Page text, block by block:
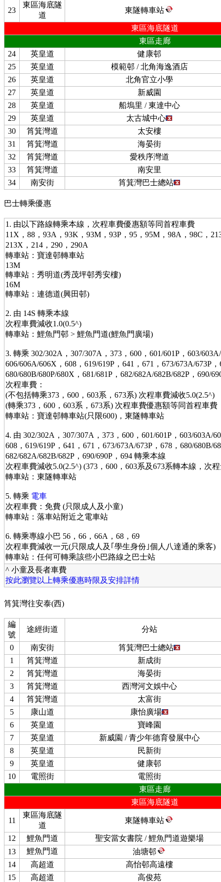
23
東區海底隧
道
東隧轉車站
東區海底隧道
東區走廊
24
英皇道
健康邨
25
英皇道
模範邨 / 北角海逸酒店
26
英皇道
北角官立小學
27
英皇道
新威園
28
英皇道
船塢里 / 東達中心
29
英皇道
太古城中心
30
筲箕灣道
太安樓
31
筲箕灣道
海晏街
32
筲箕灣道
愛秩序灣道
33
筲箕灣道
南安里
34
南安街 筲箕灣巴士總站
巴士轉乘優惠
1. 由以下路線轉乘本線，次程車費優惠額等同首程車費
11X，88，93A，93K，93M，93P，95，95M，98A，98C，
213X，214，290，290A
轉車站：寶達邨轉車站
13M
轉車站：秀明道(秀茂坪邨秀安樓)
16M
轉車站：連德道(興田邨)
2. 由 14S 轉乘本線
次程車費減收1.0(0.5^)
轉車站：鯉魚門邨 > 鯉魚門道(鯉魚門廣場)
3. 轉乘 302/302A，307/307A，373，600，601/601P，603/
606/606A/606X，608，619/619P，641，671，673/673A/673P
680/680B/680P/680X，681/681P，682/682A/682B/682P，690/
次程車費：
(不包括轉乘373，600，603系，673系) 次程車費減收5.0(2.5^)
(轉乘373，600，603系，673系) 次程車費優惠額等同首程車費
轉車站：寶達邨轉車站(只限600)，東隧轉車站
4. 由 302/302A，307/307A，373，600，601/601P，603/603A/
608，619/619P，641，671，673/673A/673P，678，680/680B/
682/682A/682B/682P，690/690P，694 轉乘本線
次程車費減收5.0(2.5^) (373，600，603系及673系轉本線，次
轉車站：東隧轉車站
5. 轉乘 電車
次程車費：免費 (只限成人及小童)
轉車站：落車站附近之電車站
6. 轉乘專線小巴 56，66，66A，68，69
次程車費減收一元(只限成人及｢學生身份｣個人八達通的乘客)
轉車站：任何可轉乘該些小巴路線之巴士站
^ 小童及長者車費
按此瀏覽以上轉乘優惠時限及安排詳情
筲箕灣往安泰(西)
編
號
途經街道 分站
0 南安街
筲箕灣巴士總站
1
筲箕灣道
新成街
2
筲箕灣道
海晏街
3
筲箕灣道
西灣河文娛中心
4
筲箕灣道
太富街
5
康山道
康怡廣場
6
英皇道
寶峰園
7
英皇道
新威園 / 青少年德育發展中心
8
英皇道
民新街
9
英皇道
健康邨
10
電照街
電照街
東區走廊
東區海底隧道
11
東區海底隧
道
東隧轉車站
12 鯉魚門道
聖安當女書院 / 鯉魚門道遊樂場
13
鯉魚門道
油塘邨
14
高超道
高怡邨高遠樓
15
高超道 高俊苑